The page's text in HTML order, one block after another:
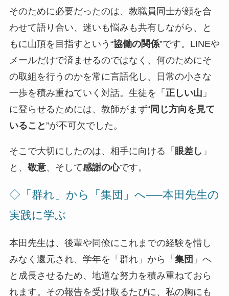
そのために必要だったのは、教職員同士が顔を合
わせて語り合い、迷いも悩みも共有しながら、と
もに山頂を目指すという“協働の関係”です。LINEや
メールだけで済ませるのではなく、何のためにそ
の取組を行うのかを常に言語化し、日常の小さな
一歩を積み重ねていく対話。生徒を「 正しい山 」
に登らせるためには、教師がまず“同じ方向を見て
いること”が不可欠でした。
そこで大切にしたのは、相手に向ける「 眼差し 」
と、 敬意、そして感謝の心です。
◇「群れ」から「集団」へ──本田先生の
実践に学ぶ
本田先生は、後輩や同僚にこれまでの経験を惜し
みなく還元され、学年を「群れ」から「 集団 」へ
と成長させるため、地道な努力を積み重ねておら
れます。その報告を受け取るたびに、私の胸にも